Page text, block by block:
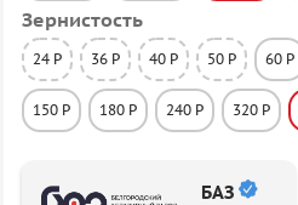
Зернистость
24 P 36 P 40 P 50 P 60 P
150 P 180 P 240 P 320 P
БАЗ